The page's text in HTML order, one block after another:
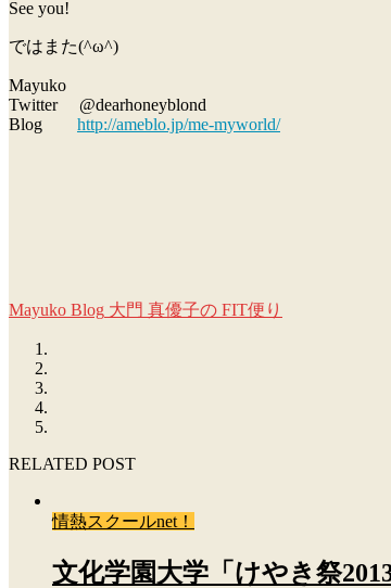
See you!
ではまた(^ω^)
Mayuko
Twitter @dearhoneyblond
Blog http://ameblo.jp/me-myworld/
Mayuko Blog 大門 真優子の FIT便り
RELATED POST
情熱スクールnet！
文化学園大学「けやき祭